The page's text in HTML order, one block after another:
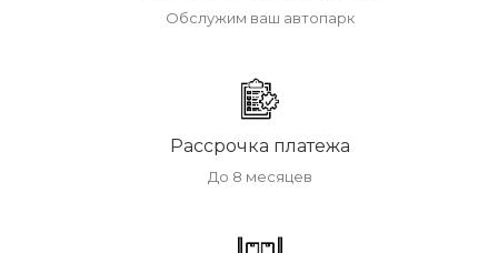
Обслужим ваш автопарк
Рассрочка платежа
До 8 месяцев